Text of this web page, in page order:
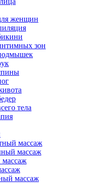
женщин
зон
тела
массаж
массаж
массаж
массаж